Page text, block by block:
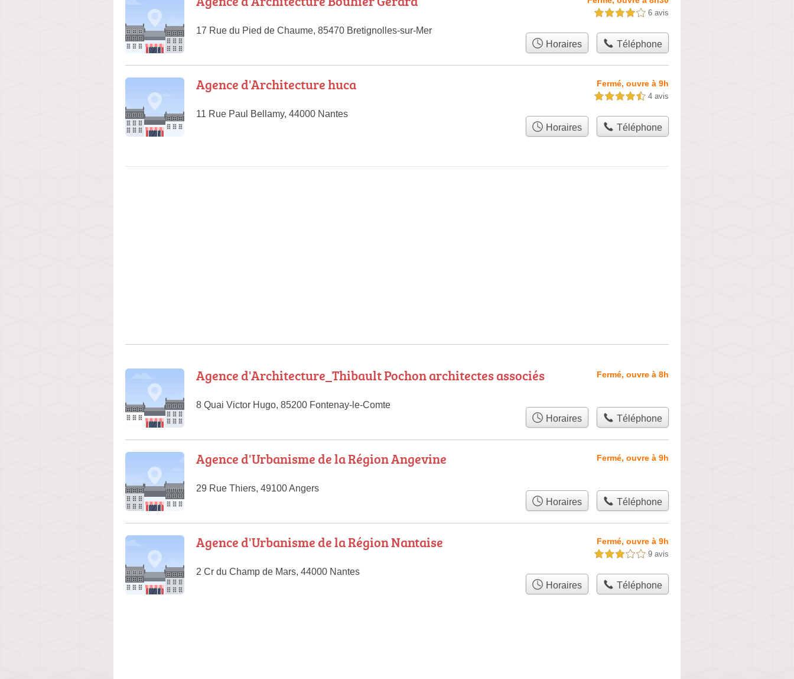
17 Rue du Pied de Chaume, 85470 Bretignolles-sur-Mer
4,0 étoiles sur 5 6 avis
Horaires Téléphone
Agence d'Architecture huca
11 Rue Paul Bellamy, 44000 Nantes
Fermé, ouvre à 9h
4,5 étoiles sur 5 4 avis
Horaires Téléphone
Agence d'Architecture_Thibault Pochon architectes associés
8 Quai Victor Hugo, 85200 Fontenay-le-Comte
Fermé, ouvre à 8h
Horaires Téléphone
Agence d'Urbanisme de la Région Angevine
29 Rue Thiers, 49100 Angers
Fermé, ouvre à 9h
Horaires Téléphone
Agence d'Urbanisme de la Région Nantaise
2 Cr du Champ de Mars, 44000 Nantes
Fermé, ouvre à 9h
3,0 étoiles sur 5 9 avis
Horaires Téléphone